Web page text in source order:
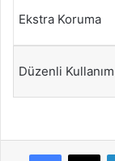
Ekstra Koruma
Düzenli Kullanım
Facebook
X